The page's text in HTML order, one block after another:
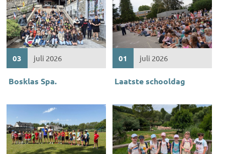
03 juli 2026
Bosklas Spa.
01 juli 2026
Laatste schooldag